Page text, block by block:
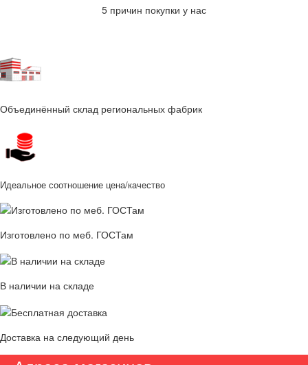
5 причин покупки у нас
Объединённый склад региональных фабрик
Идеальное соотношение цена/качество
Изготовлено по меб. ГОСТам
В наличии на складе
Доставка на следующий день